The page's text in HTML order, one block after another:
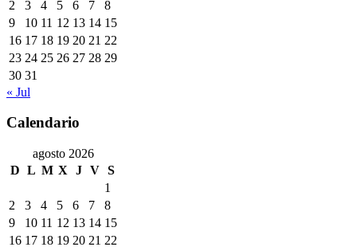
2
3 4 5 6 7
8
9
10 11 12 13 14 15
16 17 18 19 20 21 22
23 24 25 26 27 28 29
30 31
« Jul
Calendario
agosto 2026
D L M X J V S
1
2
3 4 5 6 7
8
9
10 11 12 13 14 15
16 17 18 19 20 21 22